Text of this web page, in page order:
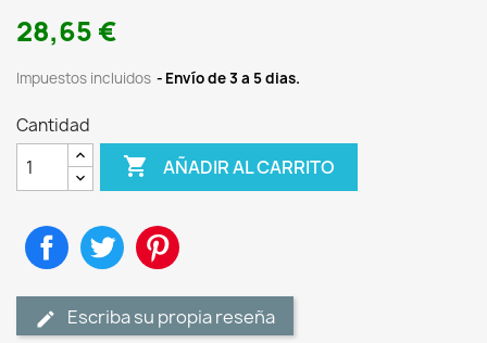
28,65 €
Impuestos incluidos Envío de 3 a 5 dias.
Cantidad
 AÑADIR AL CARRITO
CompartirTuitear
Escriba su propia reseña